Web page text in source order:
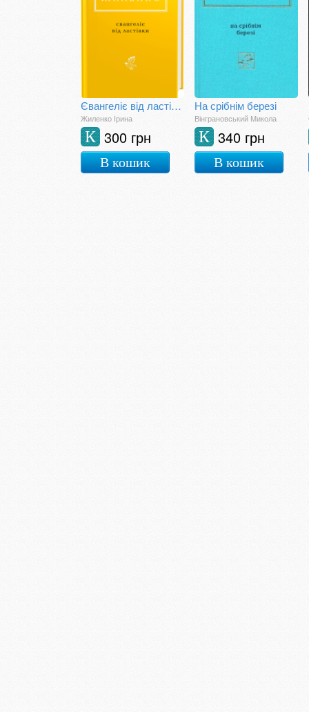
Євангеліє від ластівки
Жиленко Ірина
300 грн
К
В кошик
На срібнім березі
Вінграновський Микола
340 грн
К
В кошик